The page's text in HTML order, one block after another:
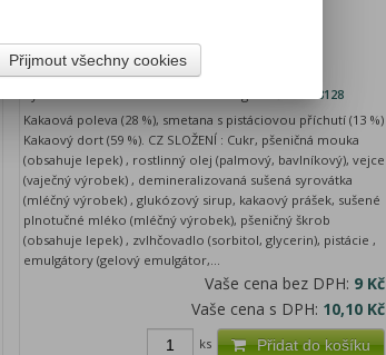
PISTÁCIOVOU náplní 40g (24)
28128
Kakaová poleva (28 %), smetana s pistáciovou příchutí (13 %)
Kakaový dort (59 %). CZ SLOŽENÍ : Cukr, pšeničná mouka
(obsahuje lepek) , rostlinný olej (palmový, bavlníkový), vejce
(vaječný výrobek) , demineralizovaná sušená syrovátka
(mléčný výrobek) , glukózový sirup, kakaový prášek, sušené
plnotučné mléko (mléčný výrobek), pšeničný škrob
(obsahuje lepek) , zvlhčovadlo (sorbitol, glycerin), pistácie ,
emulgátory (gelový emulgátor,...
Vaše cena bez DPH: 9 Kč
Vaše cena s DPH: 10,10 Kč
Přidat do košíku
ks
Přijmout všechny cookies